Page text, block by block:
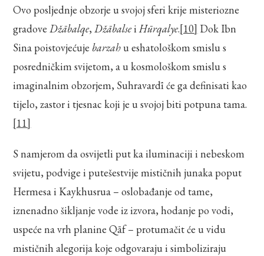
Ovo posljednje obzorje u svojoj sferi krije misteriozne
gradoveDžābalqe,DžābalseiHūrqalye.[10] Dok Ibn
Sina poistovjećuje barzahu eshatološkom smislu s
posredničkim svijetom, a u kosmološkom smislu s
imaginalnim obzorjem, Suhravardī će ga definisati kao
tijelo, zastor i tjesnac koji je u svojoj biti potpuna tama.
[11]
S namjerom da osvijetli put ka iluminaciji i nebeskom
svijetu, podvige i putešestvije mističnih junaka poput
Hermesa i Kaykhusrua – oslobađanje od tame,
iznenadno šikljanje vode iz izvora, hodanje po vodi,
uspeće na vrh planine Qāf – protumačit će u vidu
mističnih alegorija koje odgovaraju i simboliziraju